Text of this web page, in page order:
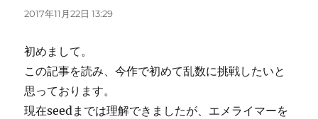
り:
2017年11月22日 13:29
初めまして。
この記事を読み、今作で初めて乱数に挑戦したいと
思っております。
現在seedまでは理解できましたが、エメライマーを